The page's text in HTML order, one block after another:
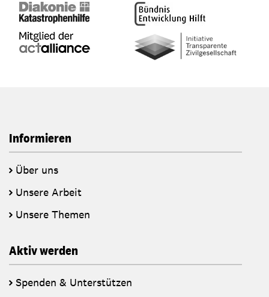
Informieren
Über uns
Unsere Arbeit
Unsere Themen
Aktiv werden
Spenden & Unterstützen